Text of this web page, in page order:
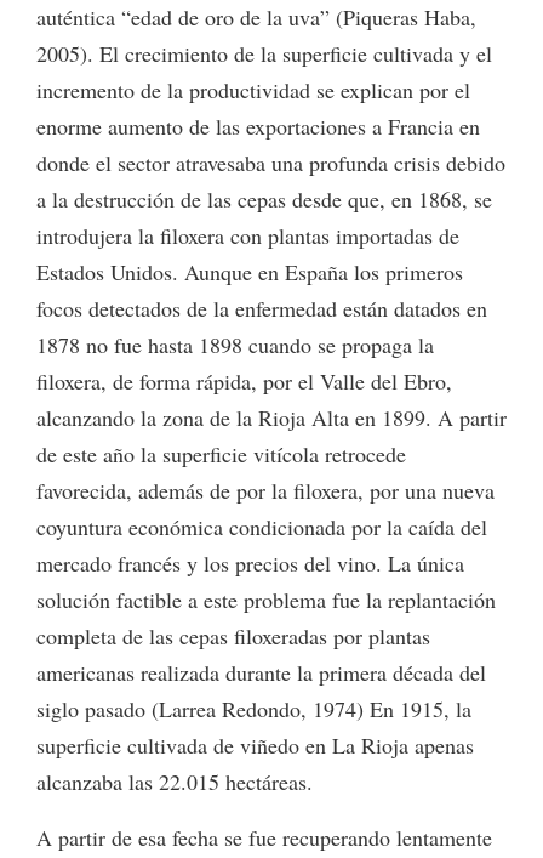
auténtica “edad de oro de la uva” (Piqueras Haba,
2005). El crecimiento de la superficie cultivada y el
incremento de la productividad se explican por el
enorme aumento de las exportaciones a Francia en
donde el sector atravesaba una profunda crisis debido
a la destrucción de las cepas desde que, en 1868, se
introdujera la filoxera con plantas importadas de
Estados Unidos. Aunque en España los primeros
focos detectados de la enfermedad están datados en
1878 no fue hasta 1898 cuando se propaga la
filoxera, de forma rápida, por el Valle del Ebro,
alcanzando la zona de la Rioja Alta en 1899. A partir
de este año la superficie vitícola retrocede
favorecida, además de por la filoxera, por una nueva
coyuntura económica condicionada por la caída del
mercado francés y los precios del vino. La única
solución factible a este problema fue la replantación
completa de las cepas filoxeradas por plantas
americanas realizada durante la primera década del
siglo pasado (Larrea Redondo, 1974) En 1915, la
superficie cultivada de viñedo en La Rioja apenas
alcanzaba las 22.015 hectáreas.
A partir de esa fecha se fue recuperando lentamente